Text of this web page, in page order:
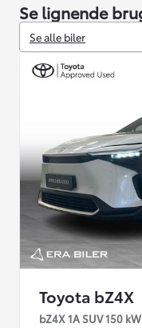
Se lignende
Se alle biler
Toyota bZ4X
bZ4X 1A SUV 150